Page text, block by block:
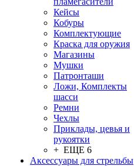
Кейсы
Кобуры
Комплектующие
Краска для оружия
Магазины
Мушки
Патронташи
Ложи, Комплекты
шасси
Ремни
Чехлы
Приклады, цевья и
рукоятки
+ ЕЩЕ 6
Аксессуары для стрельбы